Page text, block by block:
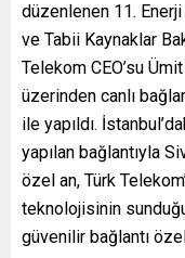
düzenlenen 11. Enerji
ve Tabii Kaynaklar
Telekom CEO’su
üzerinden canlı
ile yapıldı.
yapılan bağlantıyla
özel an, Türk
teknolojisinin
güvenilir bağlantı